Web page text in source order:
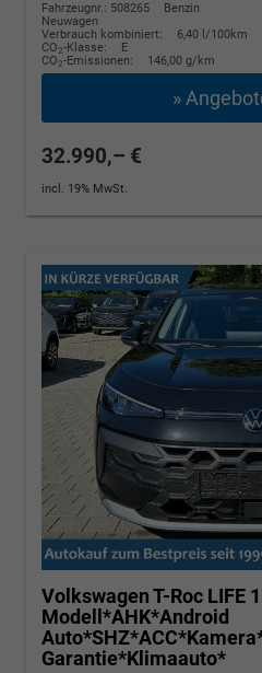
Fahrzeugnr.: 508265
Benzin
Neuwagen
Verbrauch kombiniert:
6,40 l/100km
CO2-Klasse:
E
CO2-Emissionen: 146,00 g/km
»
32.990,– €
incl. 19% MwSt.
Volkswagen T-Roc LIFE
Modell*AHK*Android
Garantie*Klimaauto*